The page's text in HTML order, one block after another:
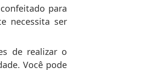
para
necessita ser
de realizar o
Você pode